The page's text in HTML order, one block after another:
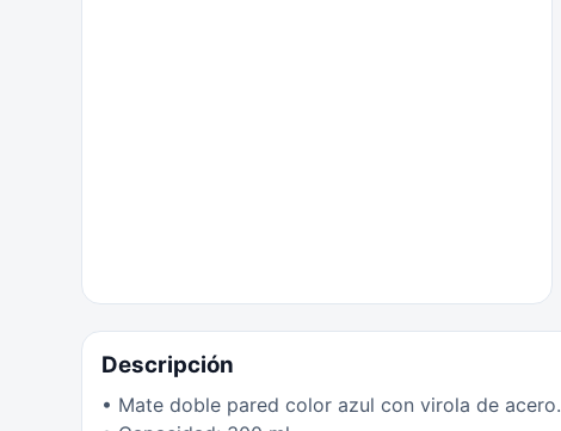
Descripción
• Mate doble pared color azul con virola de acero.